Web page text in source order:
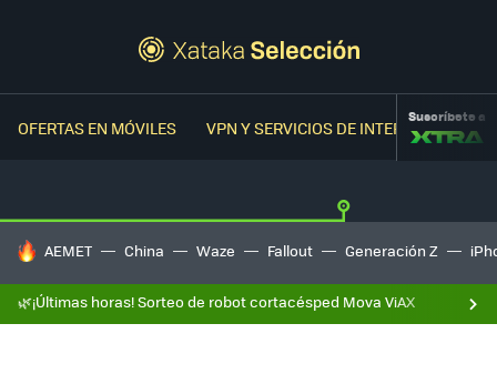
OFERTAS EN MÓVILES VPN Y SERVICIOS DE INTERNETSuscríbete a
HOY SE HABLA DE
AEMET China Waze Fallout Generación Z
🌿¡Últimas horas! Sorteo de robot cortacésped Mova ViAX